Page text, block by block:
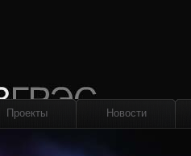
Проекты Новости